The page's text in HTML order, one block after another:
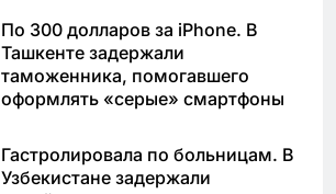
По 300 долларов за iPhone. В
Ташкенте задержали
таможенника, помогавшего
оформлять «серые» смартфоны
Гастролировала по больницам. В
Узбекистане задержали